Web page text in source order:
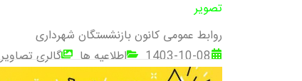
تصویر
روابط عمومی کانون بازنشستگان شهرداری
1403-10-08
اطلاعیه ها گالری تصاویر